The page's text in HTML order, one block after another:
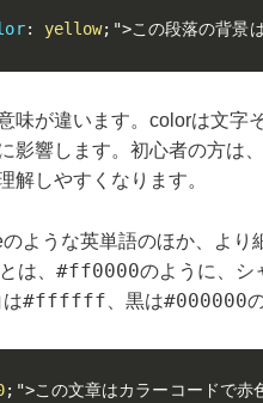
: yellow; ">この段落の背景
味が違います。colorは文字
影響します。初心者の方は
解しやすくなります。
ような英単語のほか、よ
は、 #ff0000のように、シ
は#ffffff 、黒は#000000
; ">この文章はカラーコードで赤